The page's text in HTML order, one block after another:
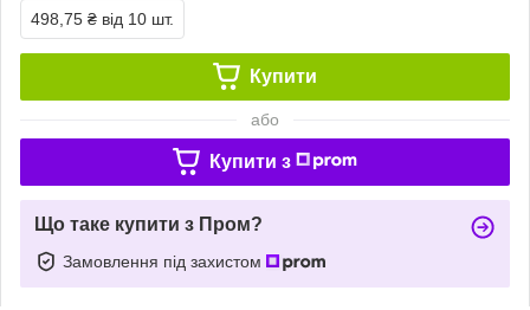
498,75 ₴ від 10 шт.
Купити
або
Купити з
Що таке купити з Пром?
Замовлення під захистом